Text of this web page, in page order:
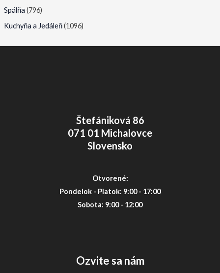
Spálňa (796)
Kuchyňa a Jedáleň(1096)
Štefániková 86
071 01 Michalovce
Slovensko
Otvorené:
Pondelok - Piatok: 9:00 - 17:00
Sobota: 9:00 - 12:00
Ozvite sa nám